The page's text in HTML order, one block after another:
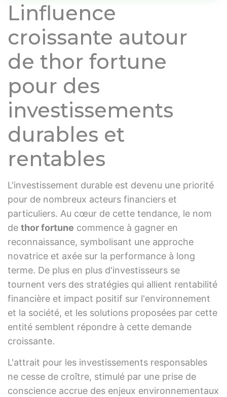
Linfluence
croissante autour
de thor fortune
pour des
investissements
durables et
rentables
L'investissement durable est devenu une priorité
pour de nombreux acteurs financiers et
particuliers. Au cœur de cette tendance, le nom
de thor fortune commence à gagner en
reconnaissance, symbolisant une approche
novatrice et axée sur la performance à long
terme. De plus en plus d'investisseurs se
tournent vers des stratégies qui allient rentabilité
financière et impact positif sur l'environnement
et la société, et les solutions proposées par cette
entité semblent répondre à cette demande
croissante.
L'attrait pour les investissements responsables
ne cesse de croître, stimulé par une prise de
conscience accrue des enjeux environnementaux